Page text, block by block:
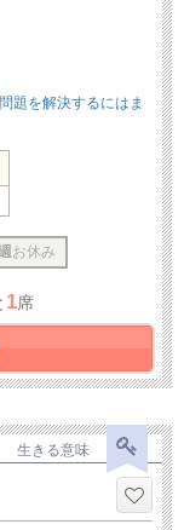
題を解決するにはま
お休み
1席
生きる意味